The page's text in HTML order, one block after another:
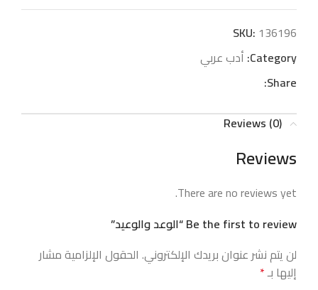
SKU: 136196
Category: أدب عربي
Share:
Reviews (0)
Reviews
There are no reviews yet.
Be the first to review “الوعد والوعيد”
لن يتم نشر عنوان بريدك الإلكتروني. الحقول الإلزامية مشار
إليها بـ*